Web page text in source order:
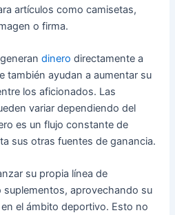
artículos como camisetas,
o firma.
dinero directamente a
también ayudan a aumentar su
los aficionados. Las
variar dependiendo del
es un flujo constante de
sus otras fuentes de ganancia.
su propia línea de
aprovechando su
el ámbito deportivo. Esto no